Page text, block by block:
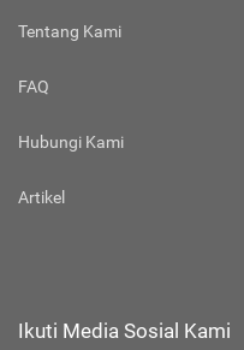
Tentang Kami
FAQ
Hubungi Kami
Artikel
Ikuti Media Sosial Kami